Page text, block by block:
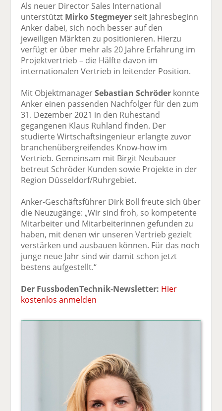
Als neuer Director Sales International
unterstützt Mirko Stegmeyer seit Jahresbeginn
Anker dabei, sich noch besser auf den
jeweiligen Märkten zu positionieren. Hierzu
verfügt er über mehr als 20 Jahre Erfahrung im
Projektvertrieb – die Hälfte davon im
internationalen Vertrieb in leitender Position.
Mit ObjektmanagerSebastian Schröder konnte
Anker einen passenden Nachfolger für den zum
31. Dezember 2021 in den Ruhestand
gegangenen Klaus Ruhland finden. Der
studierte Wirtschaftsingenieur erlangte zuvor
branchenübergreifendes Know-how im
Vertrieb. Gemeinsam mit Birgit Neubauer
betreut Schröder Kunden sowie Projekte in der
Region Düsseldorf/Ruhrgebiet.
Anker-Geschäftsführer Dirk Boll freute sich über
die Neuzugänge: „Wir sind froh, so kompetente
Mitarbeiter und Mitarbeiterinnen gefunden zu
haben, mit denen wir unseren Vertrieb gezielt
verstärken und ausbauen können. Für das noch
junge neue Jahr sind wir damit schon jetzt
bestens aufgestellt.“
Der FussbodenTechnik-Newsletter: Hier
kostenlos anmelden